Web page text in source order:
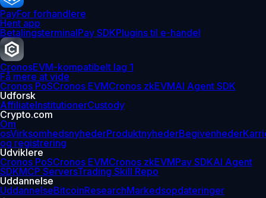
PayFor forhandlere
Hent app
BetalingsterminalPay SDKPlugins til e-handel
CronosEVM-kompatibelt lag 1
Få mere at vide
Cronos PoSCronos EVMCronos zkEVMAI Agent SDK
Udforsk
AffiliateInstitutionerCustody
Crypto.com
Om
osVirksomhedsnyhederProduktnyhederBegivenheder
og registrering
Udviklere
Cronos PoSCronos EVMCronos zkEVMPay SDKAI Agent
SDKMCP ServersTrading Skill Repo
Uddannelse
UddannelseBitcoinResearchMarkedsopdateringer